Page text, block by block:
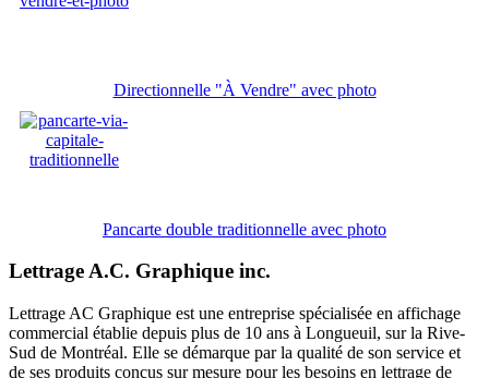
Directionnelle "À Vendre" avec photo
Pancarte double traditionnelle avec photo
Lettrage A.C. Graphique inc.
Lettrage AC Graphique est une entreprise spécialisée en affichage
commercial établie depuis plus de 10 ans à Longueuil, sur la Rive-
Sud de Montréal. Elle se démarque par la qualité de son service et
de ses produits conçus sur mesure pour les besoins en lettrage de